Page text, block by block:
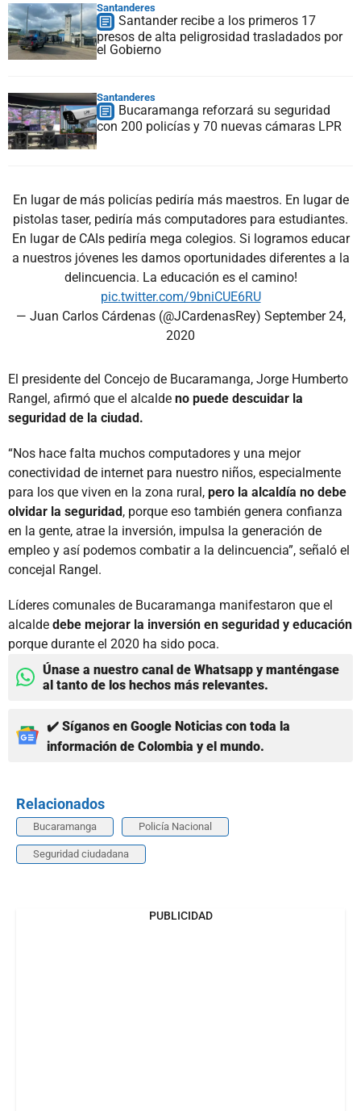
Santanderes
Santander recibe a los primeros 17
presos de alta peligrosidad trasladados por
el Gobierno
Santanderes
Bucaramanga reforzará su seguridad
con 200 policías y 70 nuevas cámaras LPR
En lugar de más policías pediría más maestros. En lugar de
pistolas taser, pediría más computadores para estudiantes.
En lugar de CAIs pediría mega colegios. Si logramos educar
a nuestros jóvenes les damos oportunidades diferentes a la
delincuencia. La educación es el camino!
pic.twitter.com/9bniCUE6RU
— Juan Carlos Cárdenas (@JCardenasRey) September 24,
2020
El presidente del Concejo de Bucaramanga, Jorge Humberto
Rangel, afirmó que el alcalde no puede descuidar la
seguridad de la ciudad.
“Nos hace falta muchos computadores y una mejor
conectividad de internet para nuestro niños, especialmente
para los que viven en la zona rural, pero la alcaldía no debe
olvidar la seguridad, porque eso también genera confianza
en la gente, atrae la inversión, impulsa la generación de
empleo y así podemos combatir a la delincuencia”, señaló el
concejal Rangel.
Líderes comunales de Bucaramanga manifestaron que el
alcalde debe mejorar la inversión en seguridad y educación
porque durante el 2020 ha sido poca.
Únase a nuestro canal de Whatsapp y manténgase
al tanto de los hechos más relevantes.
✔️ Síganos en Google Noticias con toda la
información de Colombia y el mundo.
Relacionados
Bucaramanga Policía Nacional
Seguridad ciudadana
PUBLICIDAD